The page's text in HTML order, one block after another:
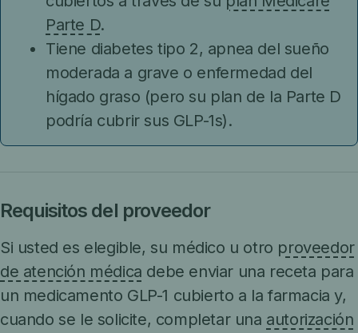
Parte D.
Tiene diabetes tipo 2, apnea del sueño
moderada a grave o enfermedad del
hígado graso (pero su plan de la Parte D
podría cubrir sus GLP-1s).
Requisitos del proveedor
Si usted es elegible, su médico u otro proveedor
de atención médica debe enviar una receta para
un medicamento GLP-1 cubierto a la farmacia y,
cuando se le solicite, completar una autorización